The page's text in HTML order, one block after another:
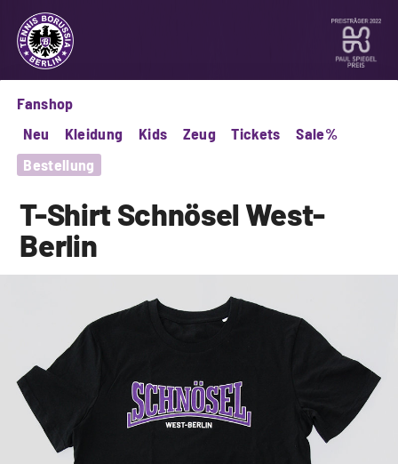
Fanshop
Neu
Kleidung Kids Zeug Tickets
Sale%
Bestellung
T-ShirtSchnöselWest-
Berlin